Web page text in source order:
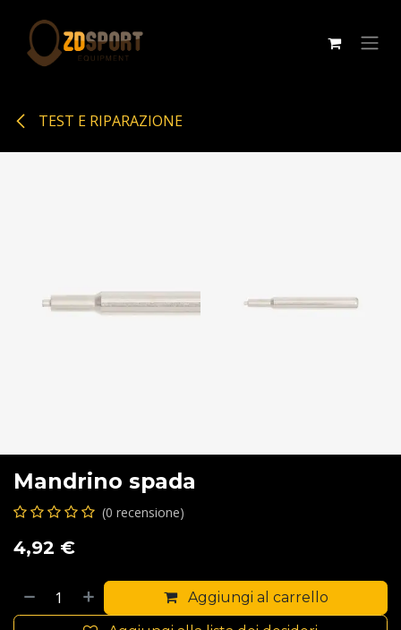
TEST E RIPARAZIONE
Mandrino spada
(0 recensione)
4,92 €
Aggiungi al carrello